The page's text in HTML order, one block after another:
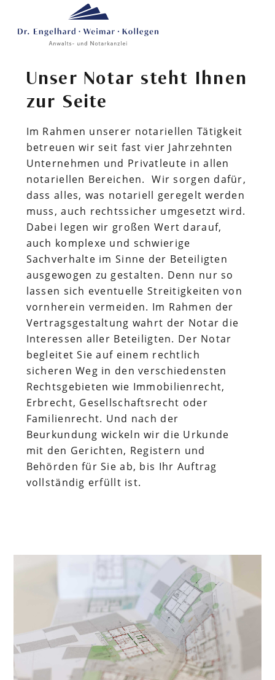
Notar Gerolf Weimar
(links), Notar a.D. Dr.
Gründer und freier
Unser Notar steht Ihnen
zur Seite
Im Rahmen unserer notariellen Tätigkeit
betreuen wir seit fast vier Jahrzehnten
Unternehmen und Privatleute in allen
notariellen Bereichen. Wir sorgen dafür,
dass alles, was notariell geregelt werden
muss, auch rechtssicher umgesetzt wird.
Dabei legen wir großen Wert darauf,
auch komplexe und schwierige
Sachverhalte im Sinne der Beteiligten
ausgewogen zu gestalten. Denn nur so
lassen sich eventuelle Streitigkeiten von
vornherein vermeiden. Im Rahmen der
Vertragsgestaltung wahrt der Notar die
Interessen aller Beteiligten. Der Notar
begleitet Sie auf einem rechtlich
sicheren Weg in den verschiedensten
Rechtsgebieten wie Immobilienrecht,
Erbrecht, Gesellschaftsrecht oder
Familienrecht. Und nach der
Beurkundung wickeln wir die Urkunde
mit den Gerichten, Registern und
Behörden für Sie ab, bis Ihr Auftrag
vollständig erfüllt ist.